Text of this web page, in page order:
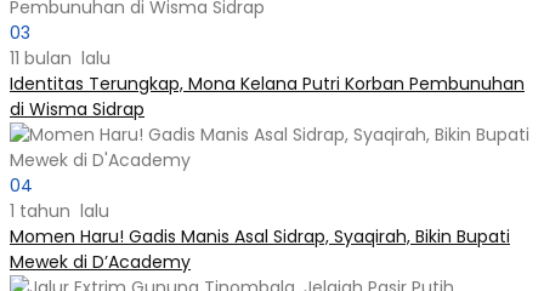
03
11 bulan lalu
Identitas Terungkap, Mona Kelana Putri Korban Pembunuhan
di Wisma Sidrap
04
1 tahun lalu
Momen Haru! Gadis Manis Asal Sidrap, Syaqirah, Bikin Bupati
Mewek di D’Academy​